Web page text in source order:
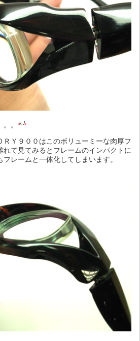
。
ＲＹ９００はこのボリューミーな肉厚フ
れて見てみるとフレームのインパクトに
レームと一体化してしまいます。